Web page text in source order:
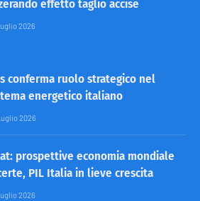
effetto taglio accise
2026
conferma ruolo strategico nel
energetico italiano
2026
prospettive economia mondiale
PIL Italia in lieve crescita
2026